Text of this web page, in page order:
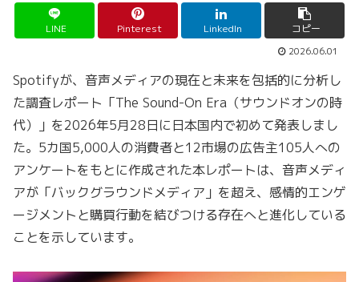
LINE Pinterest LinkedIn コピー
2026.06.01
Spotifyが、音声メディアの現在と未来を包括的に分析し
た調査レポート「The Sound-On Era（サウンドオンの時
代）」を2026年5月28日に日本国内で初めて発表しまし
た。5カ国5,000人の消費者と12市場の広告主105人への
アンケートをもとに作成された本レポートは、音声メディ
アが「バックグラウンドメディア」を超え、感情的エンゲ
ージメントと購買行動を結びつける存在へと進化している
ことを示しています。